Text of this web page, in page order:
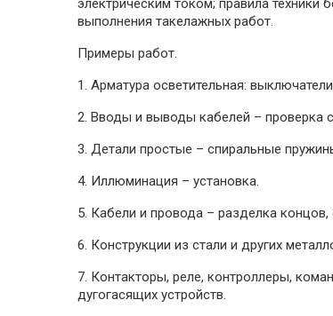
электрическим током; правила
выполнения такелажных работ.
Примеры работ.
1. Арматура осветительная:
2. Вводы и выводы кабелей – проверка
3. Детали простые – спиральные
4. Иллюминация – установка.
5. Кабели и провода – разделка
6. Конструкции из стали и других
7. Контакторы, реле, контроллеры,
дугогасящих устройств.